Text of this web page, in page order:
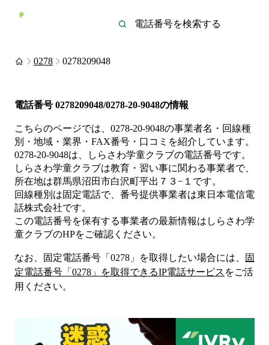
0278 0278209048
電話番号 0278209048/0278-20-9048の情報
こちらのページでは、 0278-20-9048の事業者名・回線種
別・地域・業界・FAX番号・口コミを紹介しています。
0278-20-9048は、 しらさわ学童クラブの電話番号です。
しらさわ学童クラブは教育・習い事に関わる事業者で、
所在地は群馬県沼田市白沢町平出７３−１ です。
回線種別は固定電話で、番号提供事業者は東日本電信電
話株式会社です。
この電話番号を保有する事業者の最新情報は しらさわ学
童クラブのHPをご確認ください。
なお、固定電話番号「 0278 」を取得したい場合には、
固
定電話番号「 0278 」を取得できるIP電話サービス をご活
用ください。